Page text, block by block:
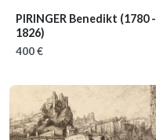
PIRINGER Benedikt (1780 -
1826)
400 €